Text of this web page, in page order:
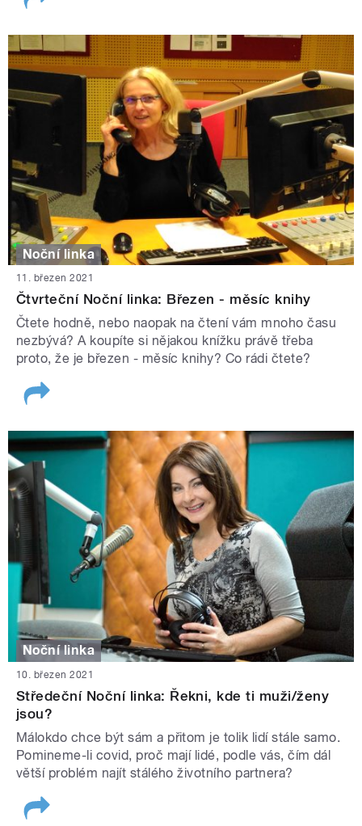
Noční linka
11. březen 2021
Čtvrteční Noční linka: Březen - měsíc knihy
Čtete hodně, nebo naopak na čtení vám mnoho času
nezbývá? A koupíte si nějakou knížku právě třeba
proto, že je březen - měsíc knihy? Co rádi čtete?
Noční linka
10. březen 2021
Středeční Noční linka: Řekni, kde ti muži/ženy
jsou?
Málokdo chce být sám a přitom je tolik lidí stále samo.
Pomineme-li covid, proč mají lidé, podle vás, čím dál
větší problém najít stálého životního partnera?